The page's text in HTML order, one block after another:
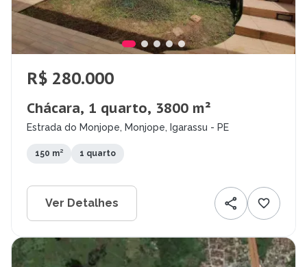
R$ 280.000
Chácara, 1 quarto, 3800 m²
Estrada do Monjope, Monjope, Igarassu - PE
150 m² 1 quarto
Ver Detalhes